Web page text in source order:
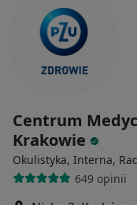
Centrum
Krakowie
Okulistyka, Interna,
649 opinii